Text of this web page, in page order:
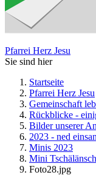
Pfarrei Herz Jesu
Sie sind hier
Startseite
Pfarrei Herz Jesu
Gemeinschaft
Rückblicke -
Bilder unserer
2023 - ned
Minis 2023
Mini
Foto28.jpg